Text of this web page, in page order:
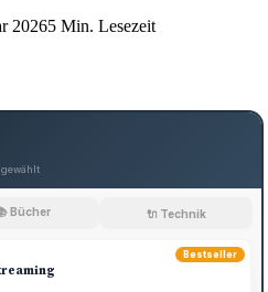
20265 Min. Lesezeit
Bücher 🔌 Technik
Bestseller